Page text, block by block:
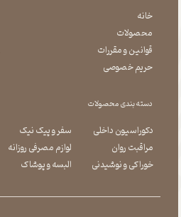
دسته بندی محصولات
خانه
محصولات
قوانین و مقررات
حریم خصوصی
دکوراسیون داخلی
مراقبت روان
​​​​​​​خوراکی و نوشیدنی
سفر و پیک نیک
لوازم مصرفی روزانه
​​​​​​​البسه و پوشاک